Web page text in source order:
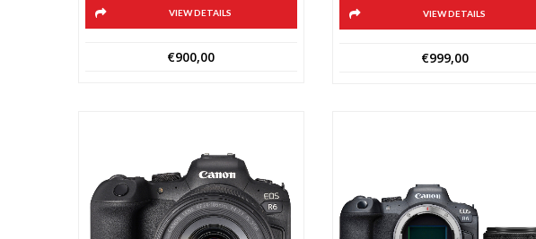
VIEW DETAILS
€900,00
VIEW DETAILS
€999,00